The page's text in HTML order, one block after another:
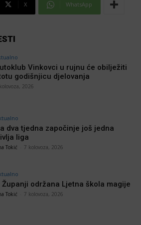
X WhatsApp
Vinkovci u rujnu će obilježiti
godišnjicu djelovanja
2026
dva tjedna započinje još jedna
liga
Tokić 7 kolovoza, 2026
Županji održana Ljetna škola magije
Tokić 7 kolovoza, 2026